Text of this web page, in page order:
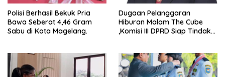
Polisi Berhasil Bekuk Pria
Bawa Seberat 4,46 Gram
Sabu di Kota Magelang.
Dugaan Pelanggaran
Hiburan Malam The Cube
,Komisi III DPRD Siap Tindak